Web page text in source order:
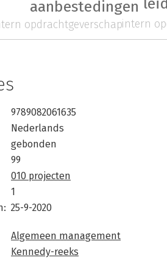
aanbestedingen
intern
opdrachtgeverschap
9789082061635
Nederlands
gebonden
99
010 projecten
1
25-9-2020
Algemeen management
Kennedy-reeks